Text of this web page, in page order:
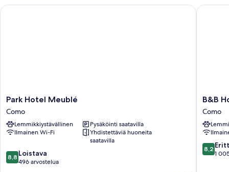
Park
Hotel
Meublé
Como
Park Hotel Meublé
Como
Lemmikkiystävällinen
Pysäköinti saatavilla
Ilmainen Wi-Fi
Yhdistettäviä huoneita
saatavilla
8.8
kautta
8,8 Loistava
496 arvostelua
Park Hotel Meublé
B&B
Hotel
Como
City
Center
Como
B&B
Como
8.2
kautta
8,2
1
B&B